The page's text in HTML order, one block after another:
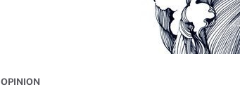
OPINION